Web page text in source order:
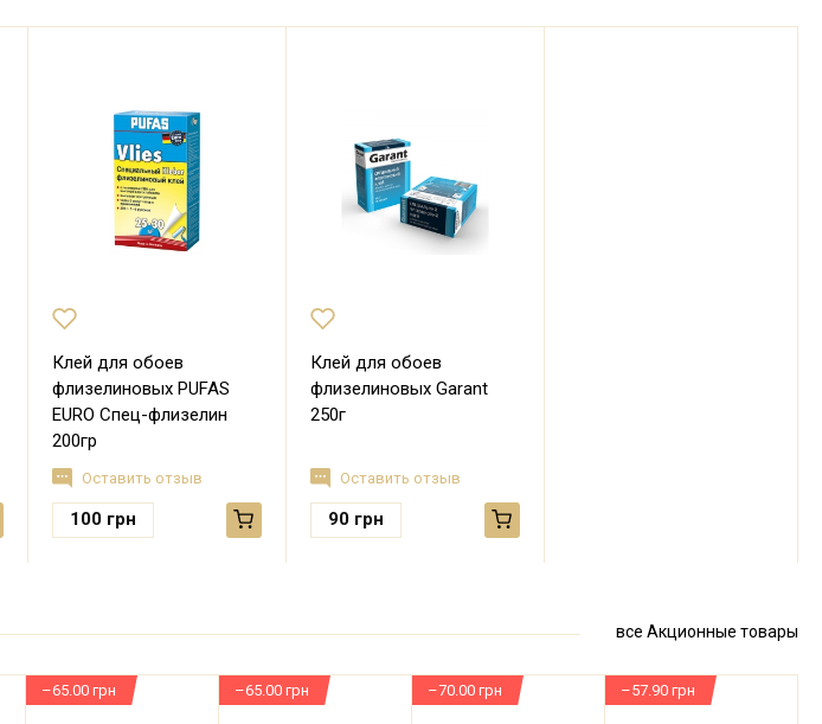
Клей для обоев
флизелиновых PUFAS
EURO Спец-флизелин
200гр
Оставить отзыв
100 грн
Клей для обоев
флизелиновых Garant
250г
Оставить отзыв
90 грн
все Акционные товары
–65.00 грн –65.00 грн –70.00 грн –57.90 грн